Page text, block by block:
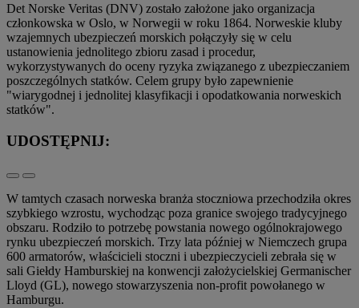
Det Norske Veritas (DNV) zostało założone jako organizacja
członkowska w Oslo, w Norwegii w roku 1864. Norweskie kluby
wzajemnych ubezpieczeń morskich połączyły się w celu
ustanowienia jednolitego zbioru zasad i procedur,
wykorzystywanych do oceny ryzyka związanego z ubezpieczaniem
poszczególnych statków. Celem grupy było zapewnienie
"wiarygodnej i jednolitej klasyfikacji i opodatkowania norweskich
statków".
UDOSTĘPNIJ:
W tamtych czasach norweska branża stoczniowa przechodziła okres
szybkiego wzrostu, wychodząc poza granice swojego tradycyjnego
obszaru. Rodziło to potrzebę powstania nowego ogólnokrajowego
rynku ubezpieczeń morskich. Trzy lata później w Niemczech grupa
600 armatorów, właścicieli stoczni i ubezpieczycieli zebrała się w
sali Giełdy Hamburskiej na konwencji założycielskiej Germanischer
Lloyd (GL), nowego stowarzyszenia non-profit powołanego w
Hamburgu.